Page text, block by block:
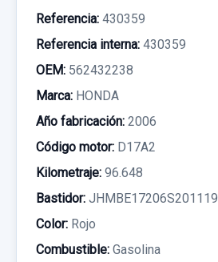
Referencia: 430359
Referencia interna: 430359
OEM: 562432238
Marca: HONDA
Año fabricación: 2006
Código motor: D17A2
Kilometraje: 96.648
Bastidor: JHMBE17206S201119
Color: Rojo
Combustible: Gasolina